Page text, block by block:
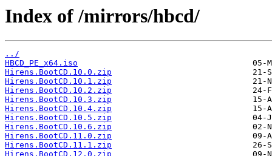
Index of /mirrors/hbcd/
../
HBCD_PE_x64.iso
Hirens.BootCD.10.0.zip
Hirens.BootCD.10.1.zip
Hirens.BootCD.10.2.zip
Hirens.BootCD.10.3.zip
Hirens.BootCD.10.4.zip
Hirens.BootCD.10.5.zip
Hirens.BootCD.10.6.zip
Hirens.BootCD.11.0.zip
Hirens.BootCD.11.1.zip
Hirens.BootCD.12.0.zip